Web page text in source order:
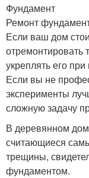
Фундамент
Ремонт
Если ваш дом
отремонтировать
укреплять его
Если вы не
эксперименты
сложную задачу
В деревянном
считающиеся
трещины,
фундаментом.